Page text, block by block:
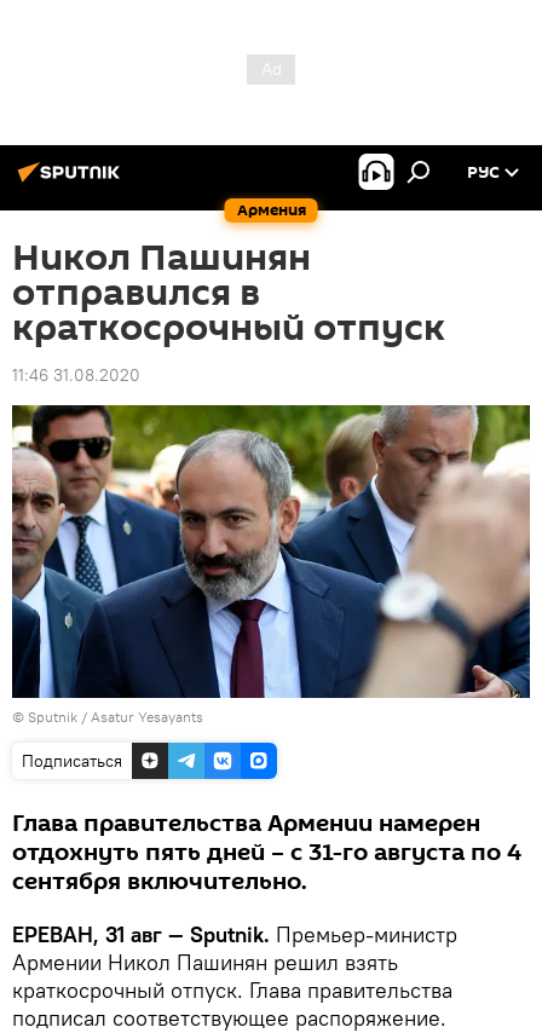
Армения
РУС
Никол Пашинян
отправился в
краткосрочный отпуск
11:46 31.08.2020
© Sputnik / Asatur Yesayants
Подписаться
Глава правительства Армении намерен
отдохнуть пять дней – с 31-го августа по 4
сентября включительно.
ЕРЕВАН, 31 авг — Sputnik. Премьер-министр
Армении Никол Пашинян решил взять
краткосрочный отпуск. Глава правительства
подписал соответствующее распоряжение.